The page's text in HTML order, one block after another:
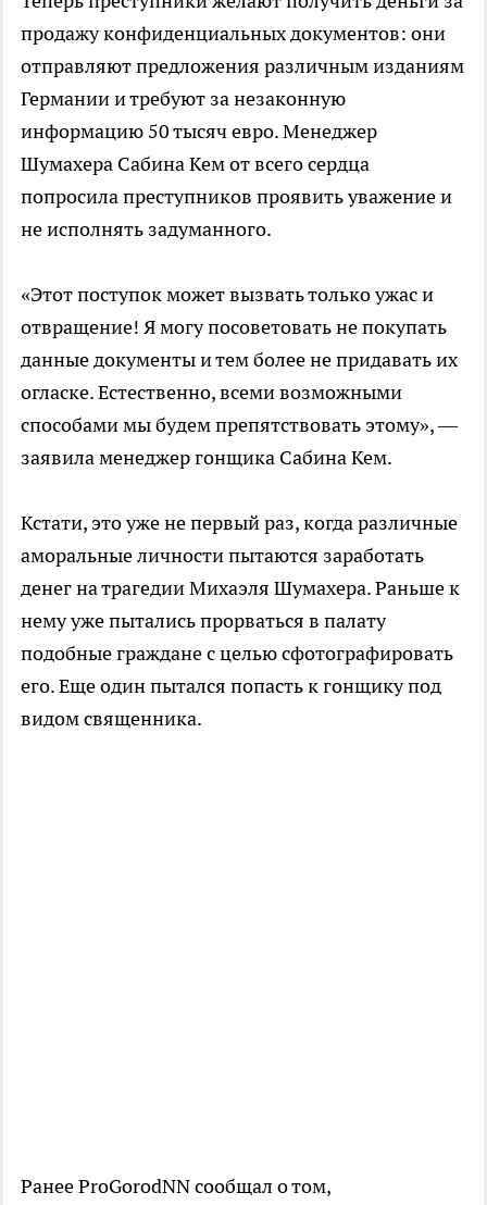
продажу конфиденциальных документов: они
отправляют предложения различным изданиям
Германии и требуют за незаконную
информацию 50 тысяч евро. Менеджер
Шумахера Сабина Кем от всего сердца
попросила преступников проявить уважение и
не исполнять задуманного.
«Этот поступок может вызвать только ужас и
отвращение! Я могу посоветовать не покупать
данные документы и тем более не придавать их
огласке. Естественно, всеми возможными
способами мы будем препятствовать этому», —
заявила менеджер гонщика Сабина Кем.
Кстати, это уже не первый раз, когда различные
аморальные личности пытаются заработать
денег на трагедии Михаэля Шумахера. Раньше к
нему уже пытались прорваться в палату
подобные граждане с целью сфотографировать
его. Еще один пытался попасть к гонщику под
видом священника.
Ранее ProGorodNN сообщал о том,